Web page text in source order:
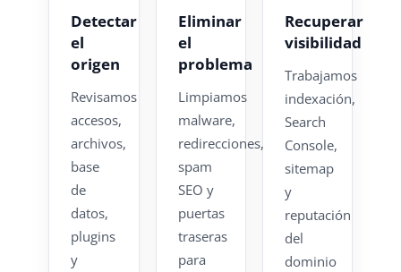
Detectar
el
origen
Revisamos
accesos,
archivos,
base
de
datos,
plugins
y
Eliminar
el
problema
Limpiamos
malware,
redirecciones,
spam
SEO y
puertas
traseras
para
Recuperar
visibilidad
Trabajamos
indexación,
Search
Console,
sitemap
y
reputación
del
dominio